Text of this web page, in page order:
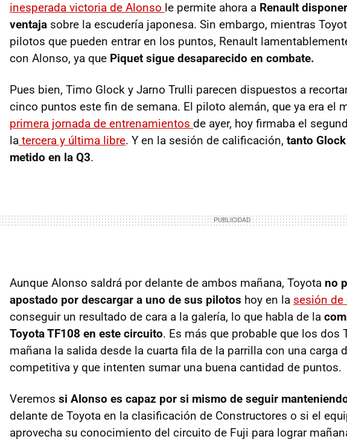
inesperada victoria de Alonso le permite ahora a Renault
ventaja sobre la escudería japonesa. Sin embargo, mientras
pilotos que pueden entrar en los puntos, Renault
con Alonso, ya que Piquet sigue desaparecido en combate.
Pues bien, Timo Glock y Jarno Trulli parecen dispuestos a
cinco puntos este fin de semana. El piloto alemán, que ya era el
primera jornada de entrenamientos de ayer, hoy firmaba el
la tercera y última libre. Y en la sesión de calificación, tanto
metido en la Q3.
Aunque Alonso saldrá por delante de ambos mañana, Toyota no
apostado por descargar a uno de sus pilotos hoy en la sesión
conseguir un resultado de cara a la galería, lo que habla de la
Toyota TF108 en este circuito. Es más que probable que los dos
mañana la salida desde la cuarta fila de la parrilla con una carga
competitiva y que intenten sumar una buena cantidad de puntos.
Veremos si Alonso es capaz por si mismo de seguir
delante de Toyota en la clasificación de Constructores o si el
aprovecha su conocimiento del circuito de Fuji para lograr